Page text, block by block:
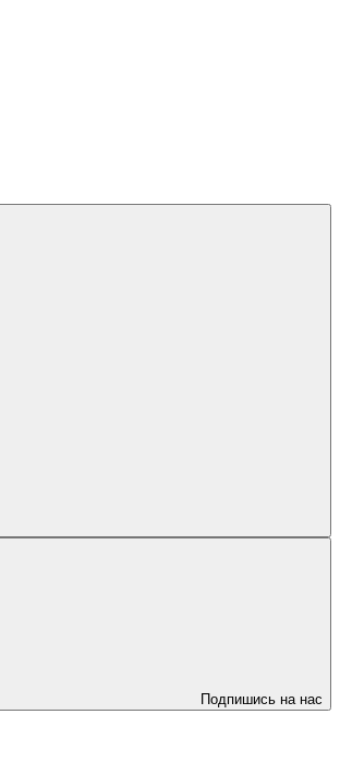
Подпишись на нас